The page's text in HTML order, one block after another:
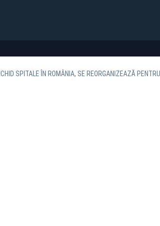
SPITALE ÎN ROMÂNIA, SE REORGANIZEAZĂ